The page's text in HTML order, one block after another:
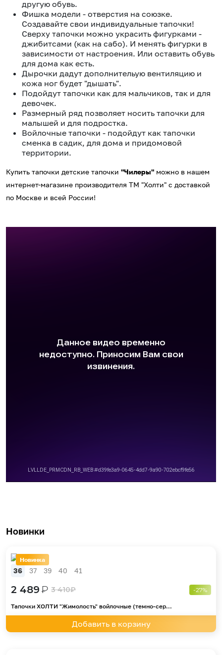
другую обувь.
Фишка модели - отверстия на союзке.
Создавайте свои индивидуальные тапочки!
Сверху тапочки можно украсить фигурками -
джибитсами (как на сабо). И менять фигурки в
зависимости от настроения. Или оставить обувь
для дома как есть.
Дырочки дадут дополнительую вентиляцию и
кожа ног будет "дышать".
Подойдут тапочки как для мальчиков, так и для
девочек.
Размерный ряд позволяет носить тапочки для
малышей и для подростка.
Войлочные тапочки - подойдут как тапочки
сменка в садик, для дома и придомовой
территории.
Купить тапочки детские тапочки "Чилеры" можно в нашем
интернет-магазине производителя ТМ "Холти" с доставкой
по Москве и всей России!
Новинки
Новинка
36 37 39 40 41
2 489₽ 3 410₽ -27%
Тапочки ХОЛТИ "Жимолость" войлочные (темно-сер...
Добавить в корзину